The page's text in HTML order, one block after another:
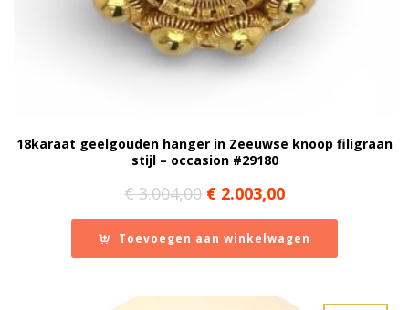
18karaat geelgouden hanger in Zeeuwse knoop filigraan
stijl – occasion #29180
€3.004,00 Oorspronkelijke
prijs
was:
€ 3.004,00.
€ 2.003,00Huidige
prijs
is:
€ 2.003,00.
Toevoegen aan winkelwagen